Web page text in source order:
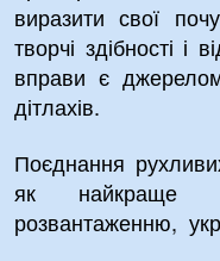
виразити свої
творчі здібності
вправи є
дітлахів.
Поєднання
як найкраще
розвантаженню,